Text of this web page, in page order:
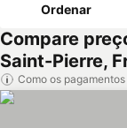
Ordenar
Compare
Saint-Pierre,
Como os